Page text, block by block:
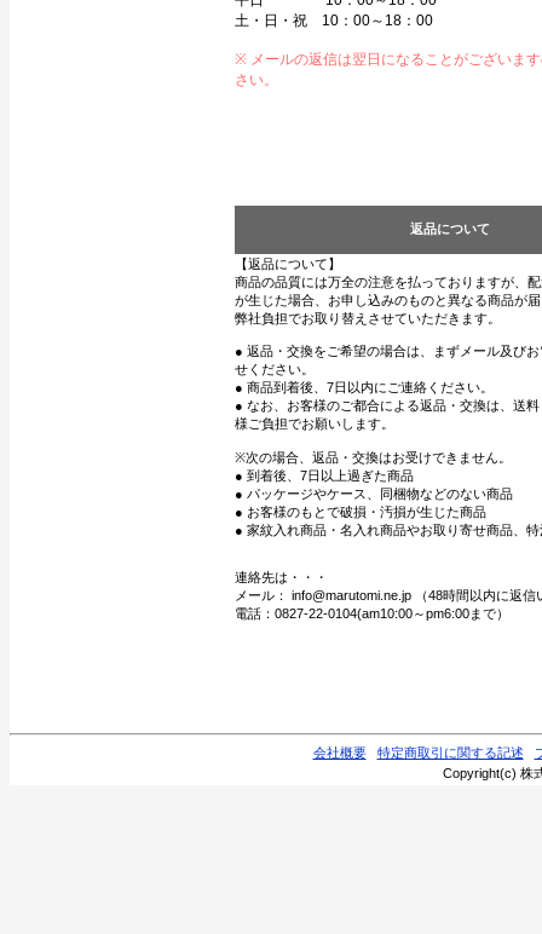
土・日・祝 10：00～18：00
※ メールの返信は翌日になることがございま
さい。
返品について
【返品について】
商品の品質には万全の注意を払っておりますが、
が生じた場合、お申し込みのものと異なる商品が
弊社負担でお取り替えさせていただきます。
● 返品・交換をご希望の場合は、まずメール及び
せください。
● 商品到着後、7日以内にご連絡ください。
● なお、お客様のご都合による返品・交換は、送
様ご負担でお願いします。
※次の場合、返品・交換はお受けできません。
● 到着後、7日以上過ぎた商品
● パッケージやケース、同梱物などのない商品
● お客様のもとで破損・汚損が生じた商品
● 家紋入れ商品・名入れ商品やお取り寄せ商品、
連絡先は・・・
メール： info@marutomi.ne.jp （48時間以内に返信
電話：0827-22-0104(am10:00～pm6:00まで）
会社概要 特定商取引に関する記述
Copyright(c) 株